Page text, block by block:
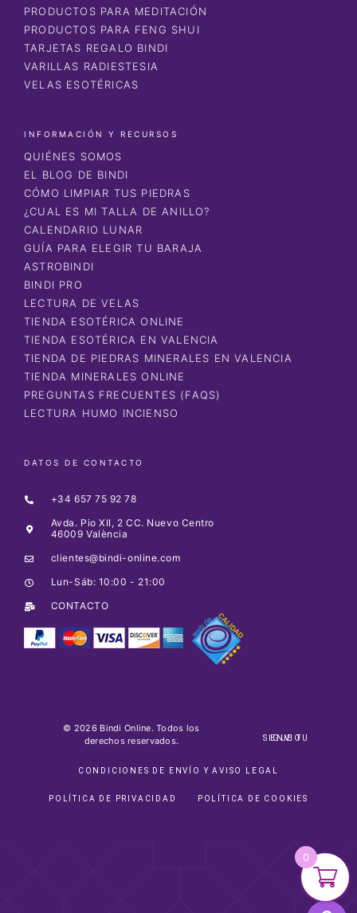
PRODUCTOS PARA MEDITACIÓN
PRODUCTOS PARA FENG SHUI
TARJETAS REGALO BINDI
VARILLAS RADIESTESIA
VELAS ESOTÉRICAS
INFORMACIÓN Y RECURSOS
QUIÉNES SOMOS
EL BLOG DE BINDI
CÓMO LIMPIAR TUS PIEDRAS
¿CUAL ES MI TALLA DE ANILLO?
CALENDARIO LUNAR
GUÍA PARA ELEGIR TU BARAJA
ASTROBINDI
BINDI PRO
LECTURA DE VELAS
TIENDA ESOTÉRICA ONLINE
TIENDA ESOTÉRICA EN VALENCIA
TIENDA DE PIEDRAS MINERALES EN VALENCIA
TIENDA MINERALES ONLINE
PREGUNTAS FRECUENTES (FAQS)
LECTURA HUMO INCIENSO
DATOS DE CONTACTO
+34 657 75 92 78
Avda. Pio XII, 2 CC. Nuevo Centro
46009 València
clientes@bindi-online.com
Lun-Sáb: 10:00 - 21:00
CONTACTO
© 2026 Bindi Online. Todos los
derechos reservados.
SIGUE TU ENVIO
CONDICIONES DE ENVÍO Y AVISO LEGAL
POLÍTICA DE PRIVACIDAD POLÍTICA DE COOKIES
0